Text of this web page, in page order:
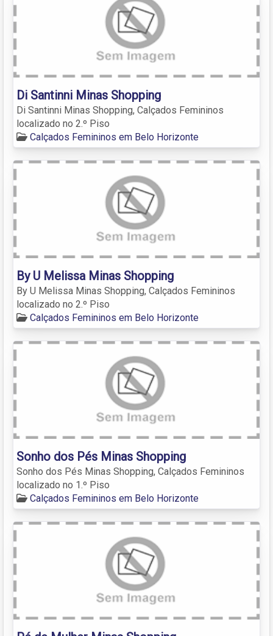
Di Santinni Minas Shopping
Di Santinni Minas Shopping, Calçados Femininos
localizado no 2.º Piso
Calçados Femininos em Belo Horizonte
By U Melissa Minas Shopping
By U Melissa Minas Shopping, Calçados Femininos
localizado no 2.º Piso
Calçados Femininos em Belo Horizonte
Sonho dos Pés Minas Shopping
Sonho dos Pés Minas Shopping, Calçados Femininos
localizado no 1.º Piso
Calçados Femininos em Belo Horizonte